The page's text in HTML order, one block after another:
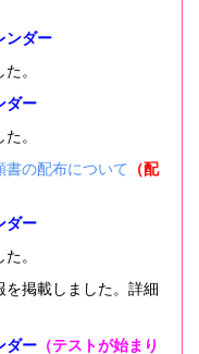
ンダー
。
ダー
。
の配布について （配
ダー
。
掲載しました。詳細
ダー （テストが始まり